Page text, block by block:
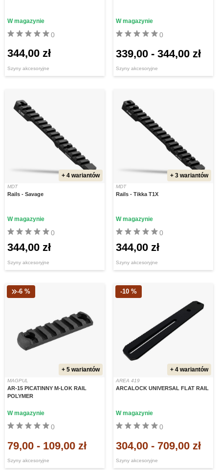
Szyny akcesoryjne
0
W magazynie
344,00 zł
Szyny akcesoryjne
0
W magazynie
339,00 - 344,00 zł
+ 4 wariantów
MDT
Rails - Savage
Szyny akcesoryjne
0
W magazynie
344,00 zł
+ 3 wariantów
MDT
Rails - Tikka T1X
Szyny akcesoryjne
0
W magazynie
344,00 zł
-6 %
+ 5 wariantów
MAGPUL
AR-15 PICATINNY M-LOK RAIL
POLYMER
Szyny akcesoryjne
0
W magazynie
79,00 - 109,00 zł
-10 %
+ 4 wariantów
AREA 419
ARCALOCK UNIVERSAL FLAT RAIL
Szyny akcesoryjne
0
W magazynie
304,00 - 709,00 zł